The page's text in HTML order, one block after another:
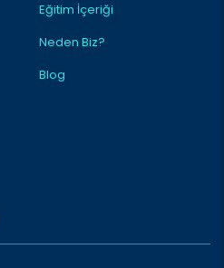
Eğitim İçeriği
Neden Biz?
Blog